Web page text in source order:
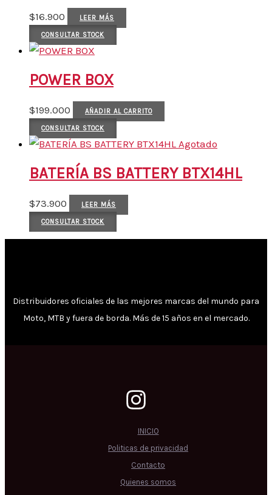
$16.900 LEER MÁS
CONSULTAR STOCK
POWER BOX
$199.000 AÑADIR AL CARRITO
CONSULTAR STOCK
Agotado
BATERÍA BS BATTERY BTX14HL
$73.900 LEER MÁS
CONSULTAR STOCK
Distribuidores oficiales de las mejores marcas del mundo para
Moto, MTB y fuera de borda. Más de 15 años en el mercado.
INICIO
Politicas de privacidad
Contacto
Quienes somos